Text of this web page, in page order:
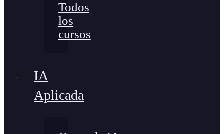
Todos
los
cursos
IA
Aplicada